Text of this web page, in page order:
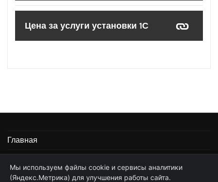
Цена за услуги установки 1С
Главная
Частные услуги программиста 1С
Мы используем файлы cookie и сервисы аналитики
(Яндекс.Метрика) для улучшения работы сайта.